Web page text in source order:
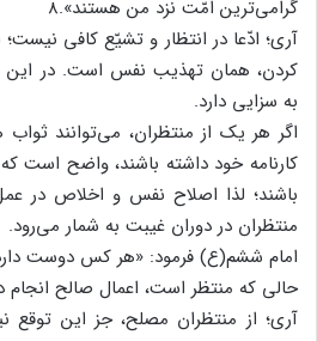
گرامی‌ترین امّت نزد من هستند».8
آری؛ ادّعا در انتظار و تشیّع کافی نیست؛
کردن، همان تهذیب نفس است. در
به سزایی دارد.
اگر هر یک از منتظران، می‌توانند ثواب
کارنامه خود داشته باشند، واضح است
باشند؛ لذا اصلاح نفس و اخلاص در
منتظران در دوران غیبت به شمار می‌رود.
امام ششم(ع) فرمود: «هر کس دوست دارد
حالی که منتظر است، اعمال صالح انجام
آری؛ از منتظران مصلح، جز این توقع